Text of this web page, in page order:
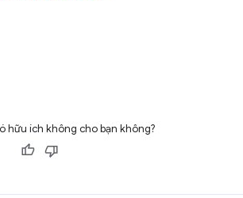
hữu ích không cho bạn không?